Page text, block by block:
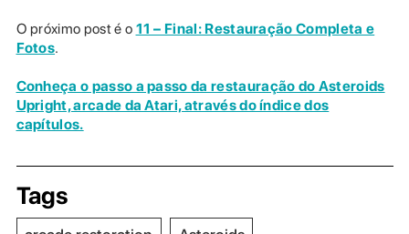
O próximo post é o 11 – Final: Restauração Completa e
Fotos.
Conheça o passo a passo da restauração do Asteroids
Upright, arcade da Atari, através do índice dos
capítulos.
Tags